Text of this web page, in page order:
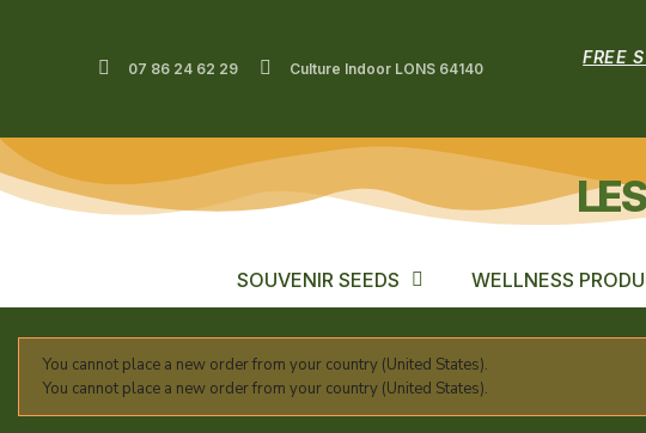
07 86 24 62 29 Culture Indoor LONS 64140
FREE
SOUVENIR SEEDS WELLNESS
You cannot place a new order from your country (United States).
You cannot place a new order from your country (United States).